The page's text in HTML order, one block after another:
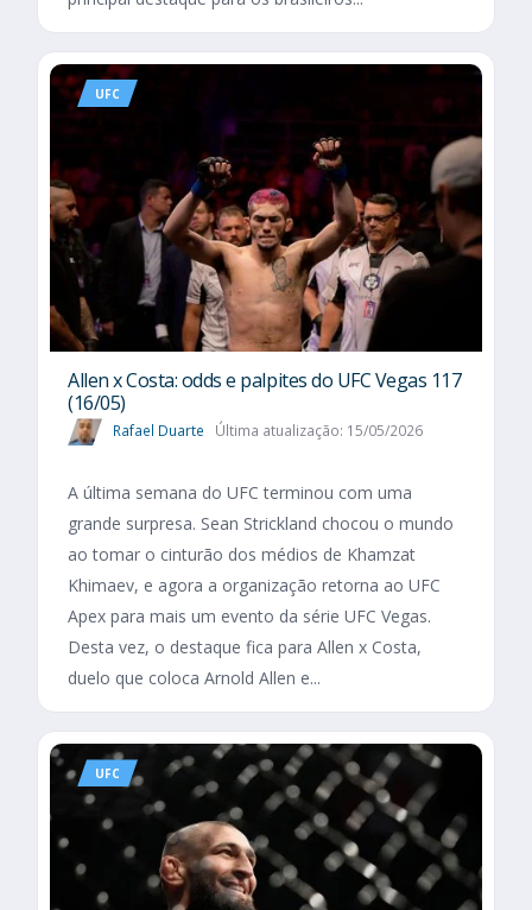
UFC
Allen x Costa: odds e palpites do UFC Vegas 117
(16/05)
Rafael Duarte Última atualização: 15/05/2026
A última semana do UFC terminou com uma
grande surpresa. Sean Strickland chocou o mundo
ao tomar o cinturão dos médios de Khamzat
Khimaev, e agora a organização retorna ao UFC
Apex para mais um evento da série UFC Vegas.
Desta vez, o destaque fica para Allen x Costa,
duelo que coloca Arnold Allen e...
UFC